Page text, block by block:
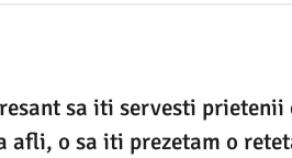
sa iti servesti
afli, o sa iti prezetam o